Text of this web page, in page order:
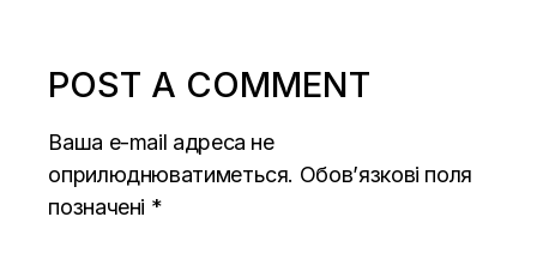
POST A COMMENT
Ваша e-mail адреса не
оприлюднюватиметься. Обов’язкові поля
позначені *